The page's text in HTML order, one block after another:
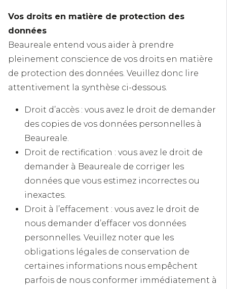
Vos droits en matière de protection des
données
Beaureale entend vous aider à prendre
pleinement conscience de vos droits en matière
de protection des données. Veuillez donc lire
attentivement la synthèse ci-dessous.
Droit d’accès : vous avez le droit de demander
des copies de vos données personnelles à
Beaureale.
Droit de rectification : vous avez le droit de
demander à Beaureale de corriger les
données que vous estimez incorrectes ou
inexactes.
Droit à l’effacement : vous avez le droit de
nous demander d’effacer vos données
personnelles. Veuillez noter que les
obligations légales de conservation de
certaines informations nous empêchent
parfois de nous conformer immédiatement à